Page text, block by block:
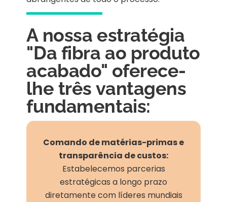
A nossa estratégia
"Da fibra ao produto
acabado" oferece-
lhe três vantagens
fundamentais:
Comando de matérias-primas e
transparência de custos:
Estabelecemos parcerias
estratégicas a longo prazo
diretamente com líderes mundiais